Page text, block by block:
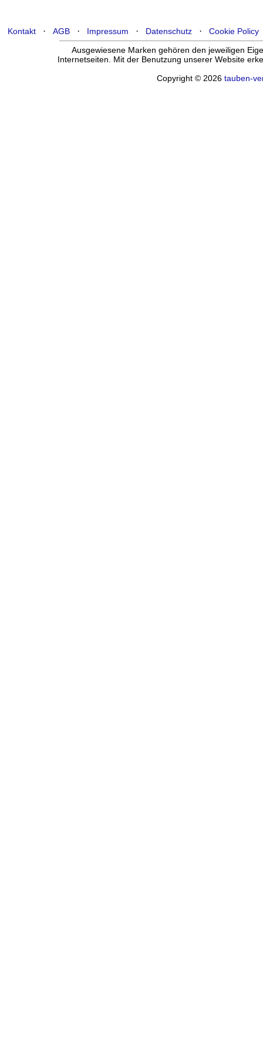
Kontakt· AGB· Impressum · Datenschutz· Cookie Policy
Ausgewiesene Marken gehören den jeweiligen
Internetseiten. Mit der Benutzung unserer Website
Copyright © 2026 tauben-